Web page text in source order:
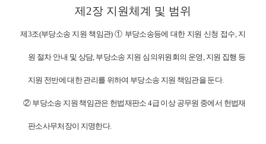
제 2장 지원체계 및 범위
제3조(부당소송 지원 책임관)① 부당소송등에 대한 지원 신청 접수, 지
원 절차 안내 및 상담, 부당소송 지원 심의위원회의 운영, 지원 집행 등
지원 전반에 대한 관리를 위하여 부당소송 지원 책임관을 둔다.
② 부당소송 지원 책임관은 헌법재판소4급 이상 공무원 중에서 헌법재
판소사무처장이 지명한다.